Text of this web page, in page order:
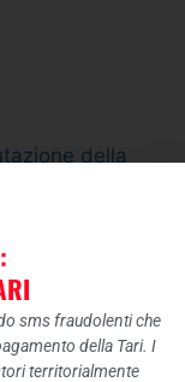
della
sms fraudolenti che
della Tari. I
territorialmente